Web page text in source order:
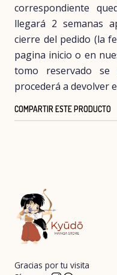
correspondiente
llegará 2 semanas
cierre del pedido (la
pagina inicio o en
tomo reservado se
procederá a devolver
COMPARTIR ESTE PRODUCTO
Gracias por tu visita